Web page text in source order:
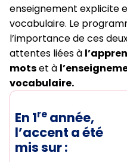
enseignement explicite
vocabulaire. Le
l’importance de ces
attentes liées à
motset à
vocabulaire.
En 1re année,
l’accent a été
mis sur :